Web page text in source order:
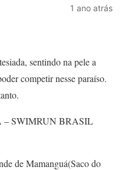
1 ano atrás
sentindo na pele a
competir nesse paraíso.
SWIMRUN BRASIL
de Mamanguá(Saco do